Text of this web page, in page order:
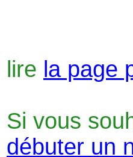
lire la page
Si vous
débuter un